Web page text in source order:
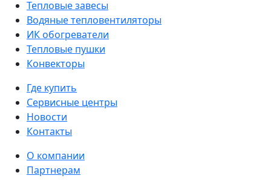
Тепловые завесы
Водяные тепловентиляторы
ИК обогреватели
Тепловые пушки
Конвекторы
Где купить
Сервисные центры
Новости
Контакты
О компании
Партнерам